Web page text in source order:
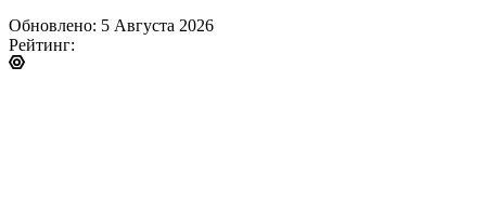
Обновлено: 5 Августа 2026
Рейтинг: